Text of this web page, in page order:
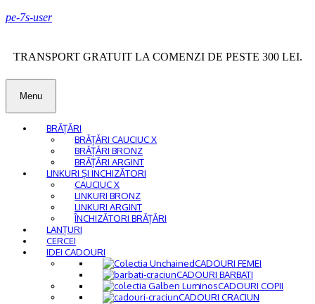
pe-7s-user
TRANSPORT GRATUIT LA COMENZI DE PESTE 300 LEI.
Menu
BRĂȚĂRI
BRĂȚĂRI CAUCIUC X
BRĂȚĂRI BRONZ
BRĂȚĂRI ARGINT
LINKURI ȘI INCHIZĂTORI
CAUCIUC X
LINKURI BRONZ
LINKURI ARGINT
ÎNCHIZĂTORI BRĂȚĂRI
LANȚURI
CERCEI
IDEI CADOURI
CADOURI FEMEI
CADOURI BARBATI
CADOURI COPII
CADOURI CRACIUN